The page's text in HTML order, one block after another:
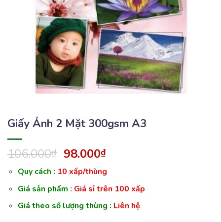
Giấy Ảnh 2 Mặt 300gsm A3
106.000₫ 98.000₫
Quy cách : 10 xấp/thùng
Giá sản phẩm : Giá sỉ trên 100 xấp
Giá theo số lượng thùng : Liên hệ